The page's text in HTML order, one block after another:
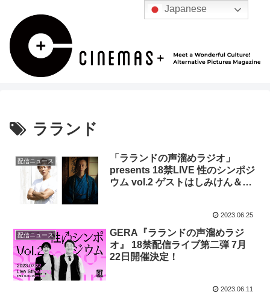
ラランド
配信ニュース
「ラランドの声溜めラジオ」
presents 18禁LIVE 性のシンポジ
ウム vol.2 ゲストはしみけん＆鵺
2023.06.25
配信ニュース
GERA『ラランドの声溜めラジ
オ』 18禁配信ライブ第二弾 7月
22日開催決定！
2023.06.11
Japanese